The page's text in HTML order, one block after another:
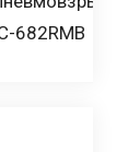
682RMB